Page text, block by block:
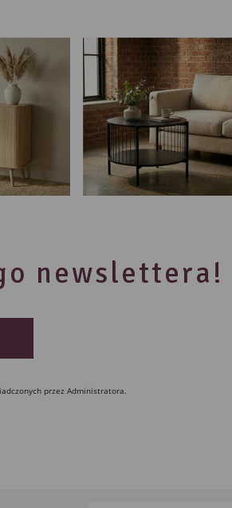
newslettera!
przez Administratora.